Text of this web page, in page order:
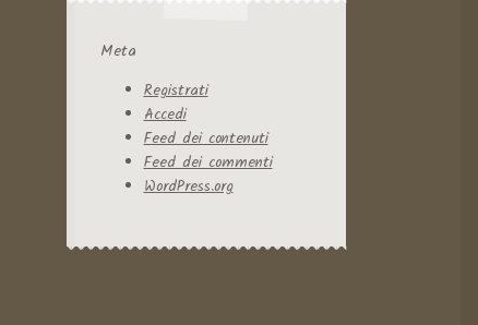
Meta
Registrati
Accedi
Feed dei contenuti
Feed dei commenti
WordPress.org